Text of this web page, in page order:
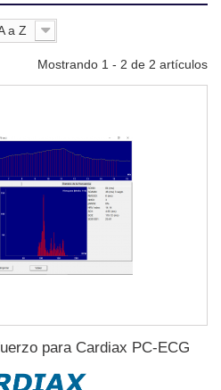
a Z
Mostrando 1 - 2 de 2 artículos
para Cardiax PC-ECG